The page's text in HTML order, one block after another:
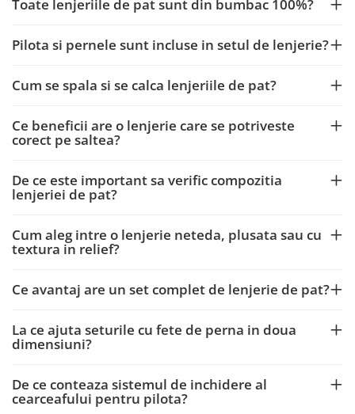
Toate lenjeriile de pat sunt din bumbac 100%?
Pilota si pernele sunt incluse in setul de lenjerie?
Cum se spala si se calca lenjeriile de pat?
Ce beneficii are o lenjerie care se potriveste
corect pe saltea?
De ce este important sa verific compozitia
lenjeriei de pat?
Cum aleg intre o lenjerie neteda, plusata sau cu
textura in relief?
Ce avantaj are un set complet de lenjerie de pat?
La ce ajuta seturile cu fete de perna in doua
dimensiuni?
De ce conteaza sistemul de inchidere al
cearceafului pentru pilota?